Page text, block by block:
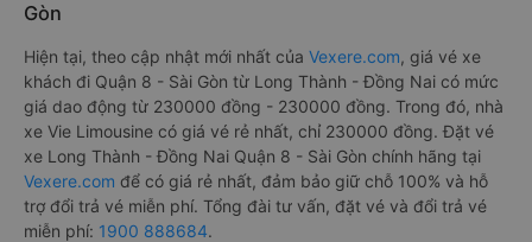
Gòn
Hiện tại, theo cập nhật mới nhất của Vexere.com, giá vé xe
khách đi Quận 8 - Sài Gòn từ Long Thành - Đồng Nai có mức
giá dao động từ 230000 đồng - 230000 đồng. Trong đó, nhà
xe Vie Limousine có giá vé rẻ nhất, chỉ 230000 đồng. Đặt vé
xe Long Thành - Đồng Nai Quận 8 - Sài Gòn chính hãng tại
Vexere.com để có giá rẻ nhất, đảm bảo giữ chỗ 100% và hỗ
trợ đổi trả vé miễn phí. Tổng đài tư vấn, đặt vé và đổi trả vé
miễn phí: 1900 888684.